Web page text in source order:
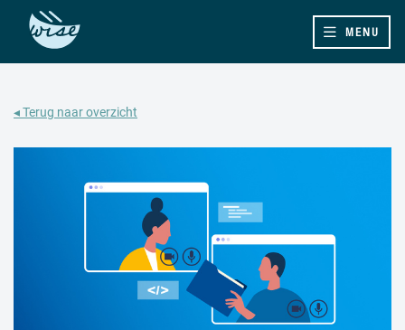
MENU
◂ Terug naar overzicht